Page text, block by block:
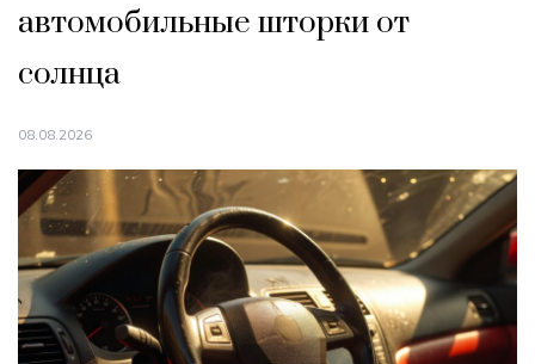
автомобильные шторки от
солнца
08.08.2026